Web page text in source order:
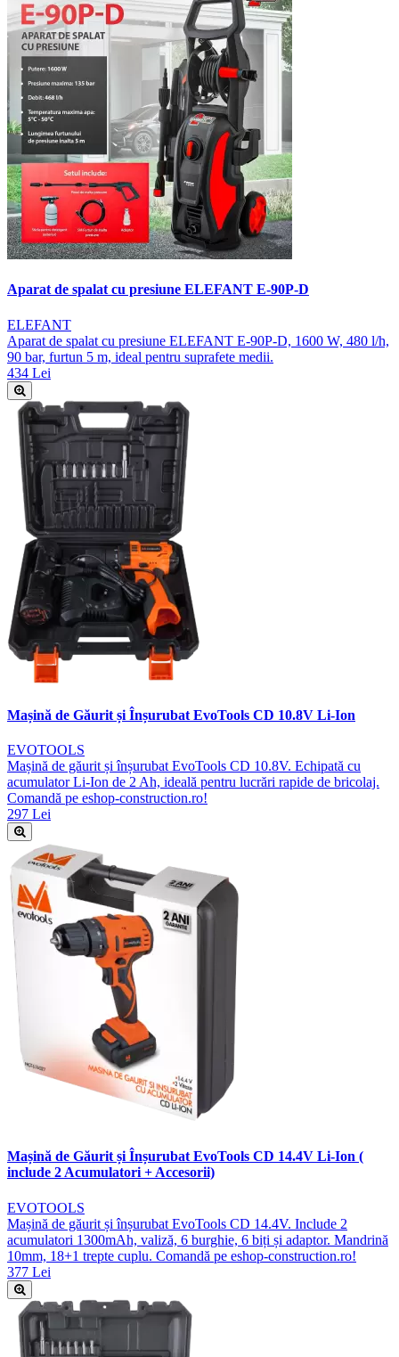
Aparat de spalat cu presiune ELEFANT E-90P-D
ELEFANT
Aparat de spalat cu presiune ELEFANT E-90P-D, 1600 W, 480 l/h,
90 bar, furtun 5 m, ideal pentru suprafete medii.
434 Lei
Mașină de Găurit și Înșurubat EvoTools CD 10.8V Li-Ion
EVOTOOLS
Mașină de găurit și înșurubat EvoTools CD 10.8V. Echipată cu
acumulator Li-Ion de 2 Ah, ideală pentru lucrări rapide de bricolaj.
Comandă pe eshop-construction.ro!
297 Lei
Mașină de Găurit și Înșurubat EvoTools CD 14.4V Li-Ion (
include 2 Acumulatori + Accesorii)
EVOTOOLS
Mașină de găurit și înșurubat EvoTools CD 14.4V. Include 2
acumulatori 1300mAh, valiză, 6 burghie, 6 biți și adaptor. Mandrină
10mm, 18+1 trepte cuplu. Comandă pe eshop-construction.ro!
377 Lei